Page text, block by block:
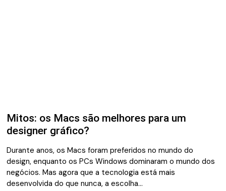
Mitos: os Macs são melhores para um
designer gráfico?
Durante anos, os Macs foram preferidos no mundo do
design, enquanto os PCs Windows dominaram o mundo dos
negócios. Mas agora que a tecnologia está mais
desenvolvida do que nunca, a escolha…